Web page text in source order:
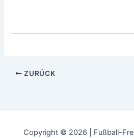
ZURÜCK
Copyright © 2026 | Fußball-